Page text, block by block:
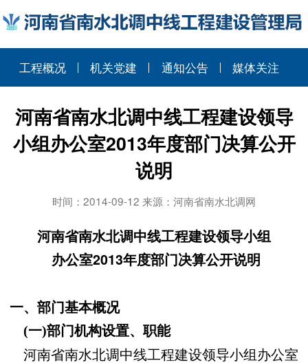
工程概况 机关党建 通知公告 媒体关注
河南省南水北调中线工程建设领导
小组办公室2013年度部门决算公开
说明
时间：2014-09-12 来源：河南省南水北调网
河南省南水北调中线工程建设领导小组
办公室2013年度部门决算公开说明
一、部门基本概况
(一)部门机构设置、职能
河南省南水北调中线工程建设领导小组办公室